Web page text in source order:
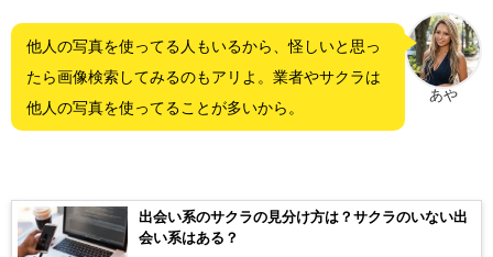
あや
他人の写真を使ってる人もいるから、怪しいと思っ
たら画像検索してみるのもアリよ。業者やサクラは
他人の写真を使ってることが多いから。
出会い系のサクラの見分け方は？サクラのいない出
会い系はある？